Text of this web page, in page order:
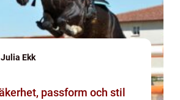
Julia Ekk